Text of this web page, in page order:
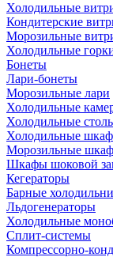
Холодильные
Кондитерские
Морозильные
Холодильные
Бонеты
Лари-бонеты
Морозильные лари
Холодильные
Холодильные
Холодильные
Морозильные
Шкафы шоковой
Кегераторы
Барные
Льдогенераторы
Холодильные
Сплит-системы
Компрессорно-